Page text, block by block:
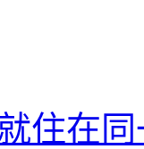
住在